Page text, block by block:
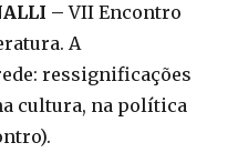
–VII Encontro
A
ressignificações
cultura, na política